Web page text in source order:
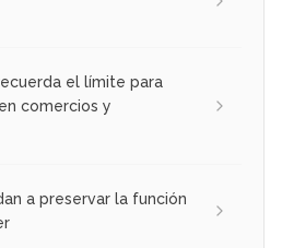
el límite para
comercios y
a preservar la función